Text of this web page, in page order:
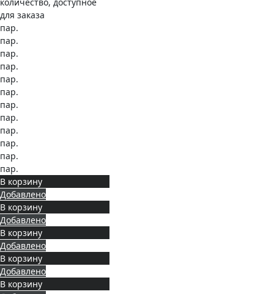
для заказа
пар.
пар.
пар.
пар.
пар.
пар.
пар.
пар.
пар.
пар.
пар.
пар.
В корзину
Добавлено
В корзину
Добавлено
В корзину
Добавлено
В корзину
Добавлено
В корзину